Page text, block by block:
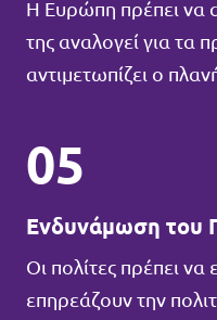
Η Ευρώπη πρέπει να
της αναλογεί για τα
αντιμετωπίζει ο
05
Ενδυνάμωση του
Οι πολίτες πρέπει
επηρεάζουν την